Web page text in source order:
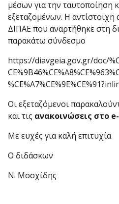
μέσων για την ταυτοποίηση
εξεταζομένων. Η
ΔΙΠΑΕ που αναρτήθηκε στη
παρακάτω σύνδεσμο
https://diavgeia.gov.gr/doc/
Οι εξεταζόμενοι
και τις ανακοινώσεις στο
Με ευχές για καλή επιτυχία
Ο διδάσκων
Ν. Μοσχίδης